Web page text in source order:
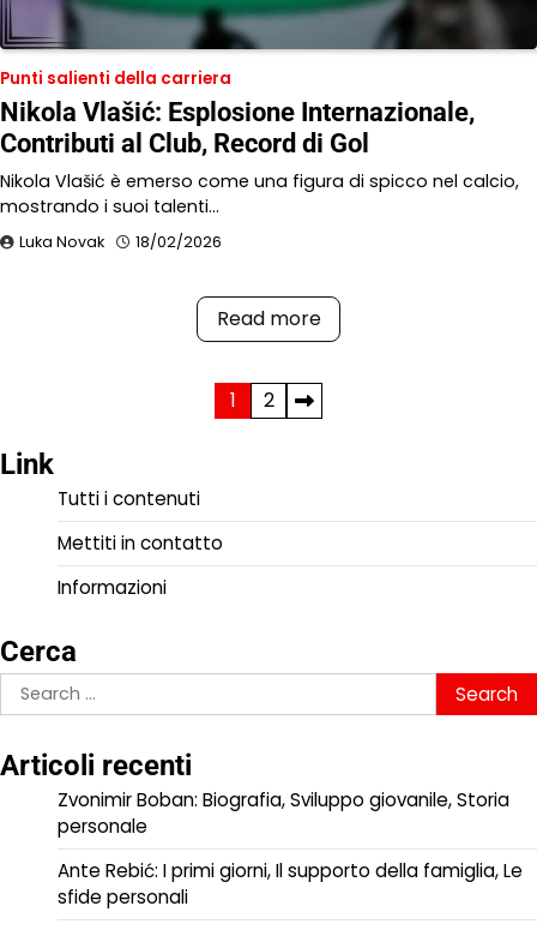
Punti salienti della carriera
Nikola Vlašić: Esplosione Internazionale,
Contributi al Club, Record di Gol
Nikola Vlašić è emerso come una figura di spicco nel calcio,
mostrando i suoi talenti…
Luka Novak 18/02/2026
Read more
pagination
1 2
Link
Tutti i contenuti
Mettiti in contatto
Informazioni
Cerca
Search
for:
Articoli recenti
Zvonimir Boban: Biografia, Sviluppo giovanile, Storia
personale
Ante Rebić: I primi giorni, Il supporto della famiglia, Le
sfide personali